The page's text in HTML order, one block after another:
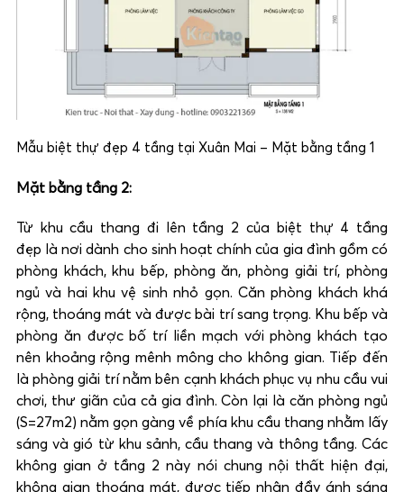
Mẫu biệt thự đẹp 4 tầng tại Xuân Mai – Mặt bằng tầng 1
Mặt bằng tầng 2:
Từ khu cầu thang đi lên tầng 2 của
biệt thự 4 tầng
đẹp là nơi dành cho sinh hoạt chính của gia đình gồm có
phòng khách, khu bếp, phòng ăn, phòng giải trí, phòng
ngủ và hai khu vệ sinh nhỏ gọn. Căn phòng khách khá
rộng, thoáng mát và được bài trí sang trọng. Khu bếp và
phòng ăn được bố trí liền mạch với phòng khách tạo
nên khoảng rộng mênh mông cho không gian. Tiếp đến
là phòng giải trí nằm bên cạnh khách phục vụ nhu cầu vui
chơi, thư giãn của cả gia đình. Còn lại là căn phòng ngủ
(S=27m2) nằm gọn gàng về phía khu cầu thang nhằm lấy
sáng và gió từ khu sảnh, cầu thang và thông tầng. Các
không gian ở tầng 2 này nói chung nội thất hiện đại,
không gian thoáng mát, được tiếp nhận đầy ánh sáng